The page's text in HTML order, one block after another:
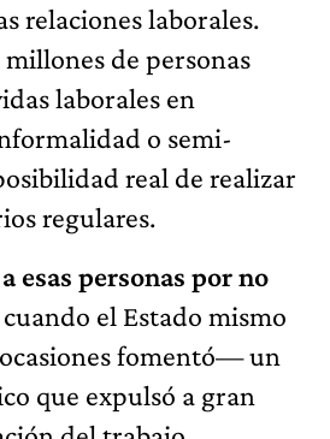
relaciones laborales.
de personas
laborales en
o semi-
real de realizar
regulares.
esas personas por no
cuando el Estado mismo
fomentó— un
que expulsó a gran